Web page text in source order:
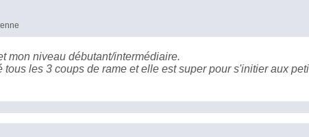
mon niveau débutant/intermédiaire.
les 3 coups de rame et elle est super pour s'initier aux